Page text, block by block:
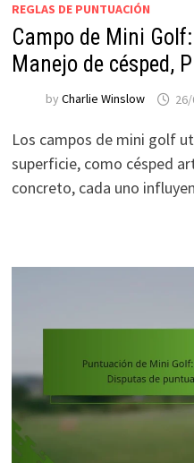
REGLAS DE PUNTUACIÓN
Campo de Mini
Manejo de césped,
by Charlie Winslow
Los campos de mini golf
superficie, como césped
concreto, cada uno